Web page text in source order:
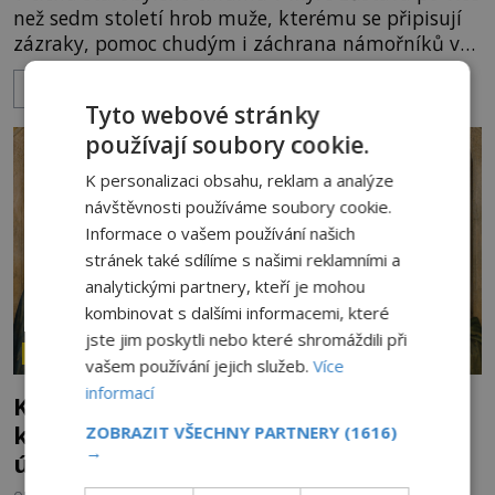
než sedm století hrob muže, kterému se připisují
zázraky, pomoc chudým i záchrana námořníků v
bouřích. Pak ale přichází rok 1087 a klidné místo
italských námořníků otevírá hrob svatého
Mikuláše a odváží jeho ostatky přes moře do Bari.
Je to zbožná záchrana před nebezpečím, nebo
promyšlená krádež,
ZÁHADY HISTORIE
Kam zmizely ostatky světců? Relikvie,
které putují Evropou a dodnes budí
úžas
Tyto webové stránky
používají soubory cookie.
K personalizaci obsahu, reklam a analýze
návštěvnosti používáme soubory cookie.
Informace o vašem používání našich
stránek také sdílíme s našimi reklamními a
analytickými partnery, kteří je mohou
kombinovat s dalšími informacemi, které
jste jim poskytli nebo které shromáždili při
vašem používání jejich služeb.Více
informací
ZOBRAZIT VŠECHNY PARTNERY (1616)
→